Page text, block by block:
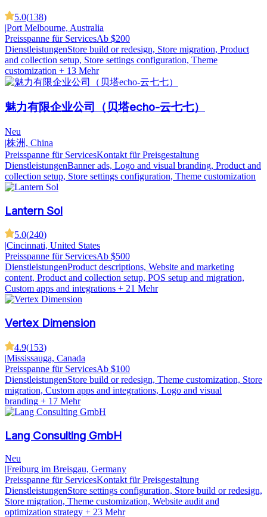
5.0(138)
|Port Melbourne, Australia
Preisspanne für ServicesAb $200
DienstleistungenStore build or redesign, Store migration, Product
and collection setup, Store settings configuration, Theme
customization + 13 Mehr
魅力有限企业公司（贝塔echo-云七七）
Neu
|株洲, China
Preisspanne für ServicesKontakt für Preisgestaltung
DienstleistungenBanner ads, Logo and visual branding, Product and
collection setup, Store settings configuration, Theme customization
Lantern Sol
5.0(240)
|Cincinnati, United States
Preisspanne für ServicesAb $500
DienstleistungenProduct descriptions, Website and marketing
content, Product and collection setup, POS setup and migration,
Custom apps and integrations + 21 Mehr
Vertex Dimension
4.9(153)
|Mississauga, Canada
Preisspanne für ServicesAb $100
DienstleistungenStore build or redesign, Theme customization, Store
migration, Custom apps and integrations, Logo and visual
branding + 17 Mehr
Lang Consulting GmbH
Neu
|Freiburg im Breisgau, Germany
Preisspanne für ServicesKontakt für Preisgestaltung
DienstleistungenStore settings configuration, Store build or redesign,
Store migration, Theme customization, Website audit and
optimization strategy + 23 Mehr